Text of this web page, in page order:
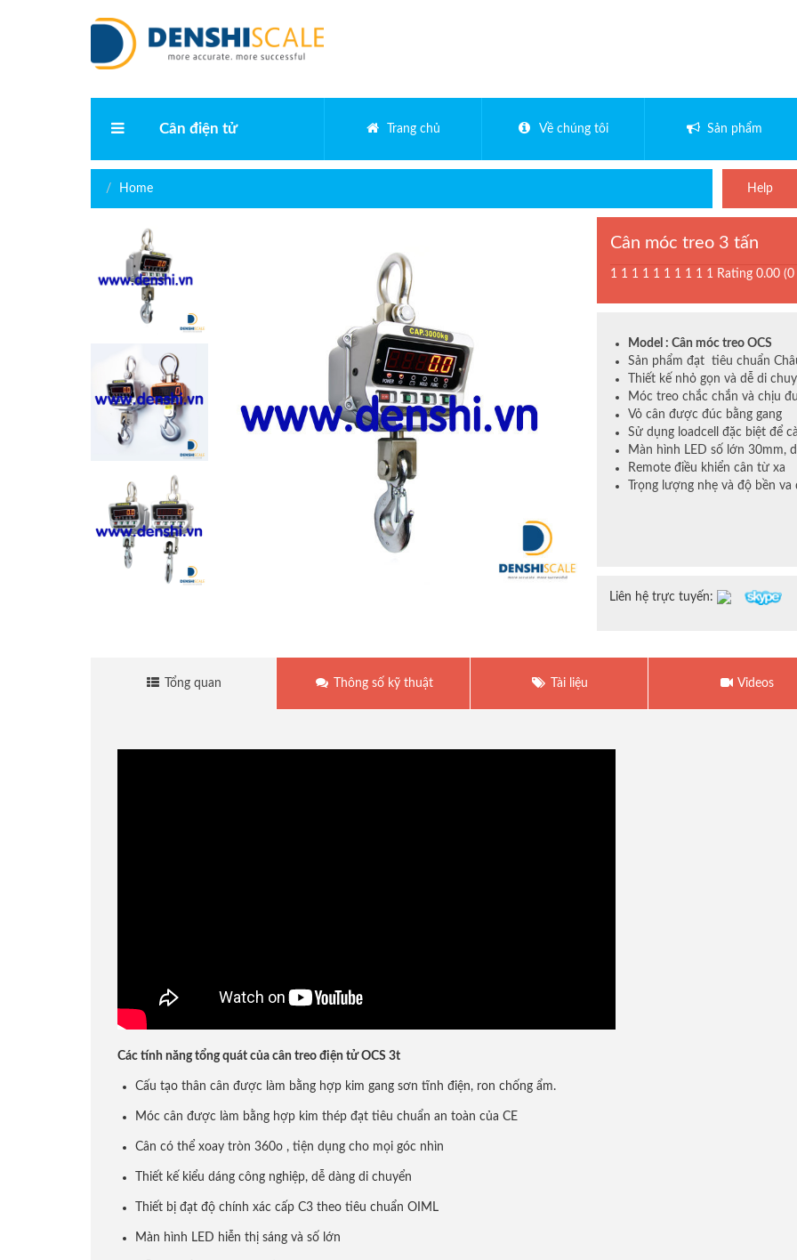
Cân điện tử
Cân điện tử bỏ túi
Cân sàn điện tử
Cân treo điện tử
Cân mủ cao su
Loadcell PT
Loadcell HBM
Loadcell Keli
Trang chủ Về chúng tôi Sản phẩm
Home Help
Cân móc treo 3 tấn
1 1 1 1 1 1 1 1 1 1 Rating 0.00 (0
Model : Cân móc treo OCS
Sản phẩm đạt tiêu chuẩn
Thiết kế nhỏ gọn và dễ di
Móc treo chắc chắn và chịu
Vỏ cân được đúc bằng gang
Sử dụng loadcell đặc biệt để
Màn hình LED số lớn 30mm,
Remote điều khiển cân từ xa
Trọng lượng nhẹ và độ bền va
Liên hệ trực tuyến:
Tổng quan Thông số kỹ thuật Tài liệu Videos
Các tính năng tổng quát của cân treo điện tử OCS 3t
Cấu tạo thân cân được làm bằng hợp kim gang sơn tĩnh điện, ron chống ẩm.
Móc cân được làm bằng hợp kim thép đạt tiêu chuẩn an toàn của CE
Cân có thể xoay tròn 360o , tiện dụng cho mọi góc nhìn
Thiết kế kiểu dáng công nghiệp, dễ dàng di chuyển
Thiết bị đạt độ chính xác cấp C3 theo tiêu chuẩn OIML
Màn hình LED hiễn thị sáng và số lớn